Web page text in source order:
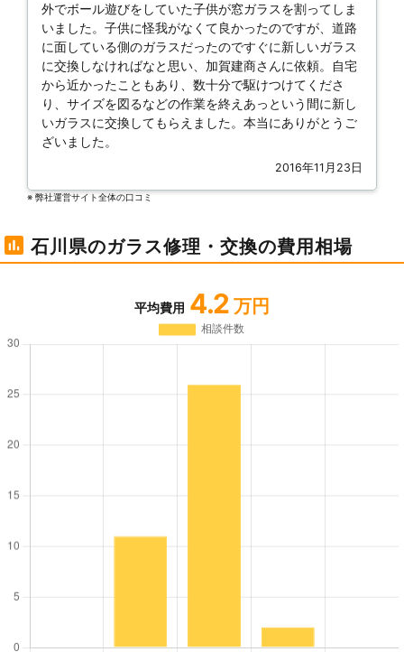
外でボール遊びをしていた子供が窓ガラスを割ってしま
いました。子供に怪我がなくて良かったのですが、道路
に面している側のガラスだったのですぐに新しいガラス
に交換しなければなと思い、加賀建商さんに依頼。自宅
から近かったこともあり、数十分で駆けつけてくださ
り、サイズを図るなどの作業を終えあっという間に新し
いガラスに交換してもらえました。本当にありがとうご
ざいました。
2016年11月23日
※ 弊社運営サイト全体の⼝コミ
石川県のガラス修理・交換の費用相場
平均費用 4.2 万円